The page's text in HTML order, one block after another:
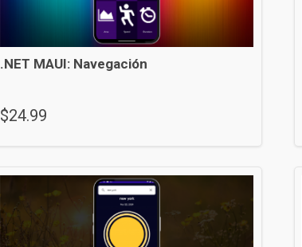
.NET MAUI: Navegación
$24.99